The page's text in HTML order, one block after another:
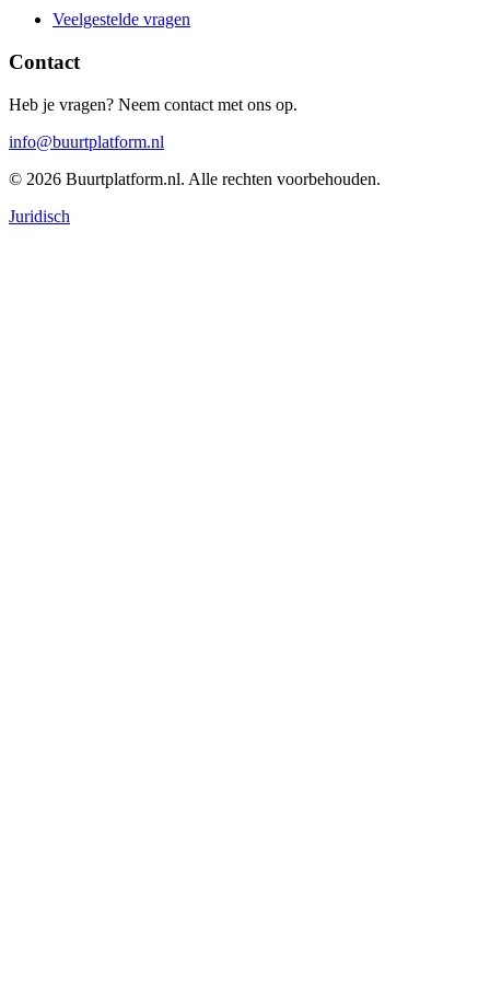
Veelgestelde vragen
Contact
Heb je vragen? Neem contact met ons op.
info@buurtplatform.nl
© 2026 Buurtplatform.nl. Alle rechten voorbehouden.
Juridisch